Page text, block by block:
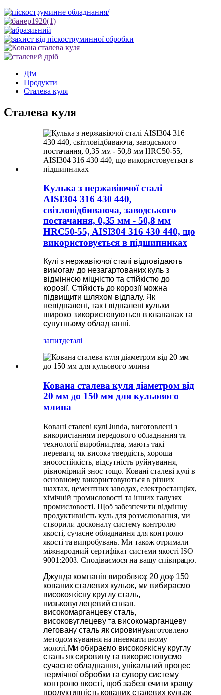
Дім
Продукти
Сталева куля
Сталева куля
Кулька з нержавіючої сталі
AISI304 316 430 440,
світловідбиваюча, заводського
постачання, 0,35 мм - 50,8 мм
HRC50-55, AISI304 316 430 440, що
використовується в підшипниках
Кулі з нержавіючої сталі відповідають
вимогам до незагартованих куль з
відмінною міцністю та стійкістю до
корозії. Стійкість до корозії можна
підвищити шляхом відпалу. Як
невідпалені, так і відпалені кульки
широко використовуються в клапанах та
супутньому обладнанні.
запитдеталі
Кована сталева куля діаметром від
20 мм до 150 мм для кульового
млина
Ковані сталеві кулі Junda, виготовлені з
використанням передового обладнання та
технології виробництва, мають такі
переваги, як висока твердість, хороша
зносостійкість, відсутність руйнування,
рівномірний знос тощо. Ковані сталеві кулі в
основному використовуються в різних
шахтах, цементних заводах, електростанціях,
хімічній промисловості та інших галузях
промисловості. Щоб забезпечити відмінну
продуктивність куль для розмелювання, ми
створили досконалу систему контролю
якості, сучасне обладнання для контролю
якості та випробувань. Ми також отримали
міжнародний сертифікат системи якості ISO
9001:2008. Сподіваємося на вашу співпрацю.
Джунда компанія виробляєφ 20 доφ 150
кованих сталевих кульок, ми вибираємо
високоякісну круглу сталь,
низьковуглецевий сплав,
високомарганцеву сталь,
високовуглецеву та високомарганцеву
леговану сталь як сировинувиготовлено
методом кування на пневматичному
молоті.Ми обираємо високоякісну круглу
сталь як сировину та використовуємо
сучасне обладнання, унікальний процес
термічної обробки та сувору систему
контролю якості, щоб забезпечити кращу
продуктивність кованих сталевих кульок